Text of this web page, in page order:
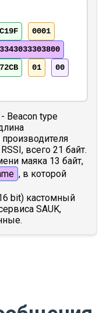
0001
01
00
Beacon type
всего 21 байт.
маяка 13 байт,
, в которой
bit) кастомный
SAUK,